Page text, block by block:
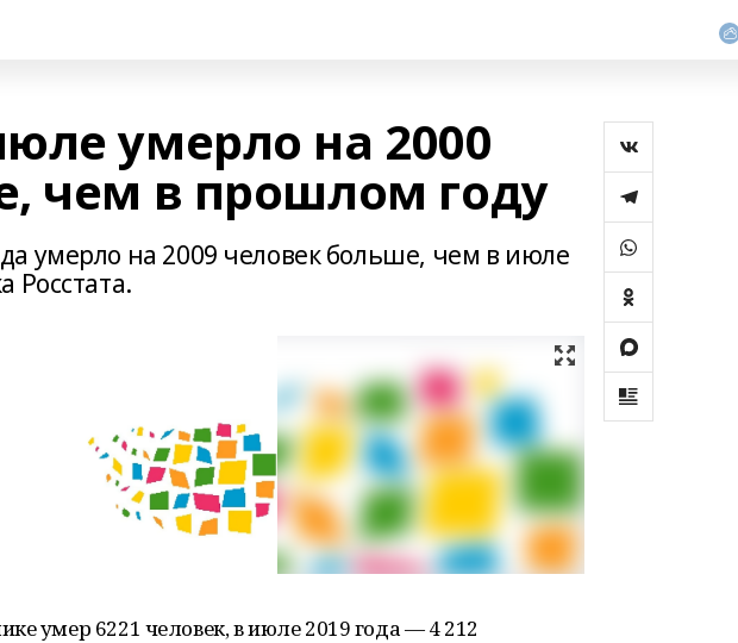
умерло на 2000
чем в прошлом году
умерло на 2009 человек больше, чем в июле
Росстата.
умер 6221 человек, в июле 2019 года — 4 212